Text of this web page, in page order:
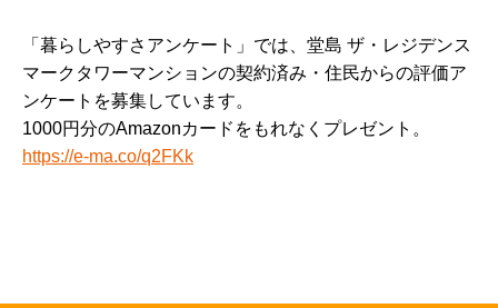
「暮らしやすさアンケート」では、堂島 ザ・レジデンス
マークタワーマンションの契約済み・住民からの評価ア
ンケートを募集しています。
1000円分のAmazonカードをもれなくプレゼント。
https://e-ma.co/q2FKk